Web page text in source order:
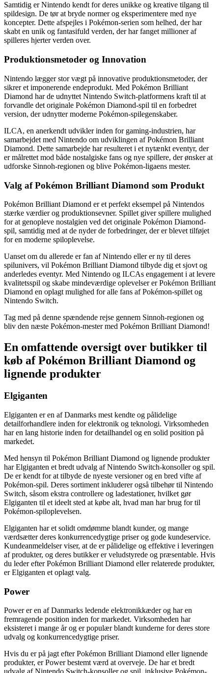
Samtidig er Nintendo kendt for deres unikke og kreative tilgang til
spildesign. De tør at bryde normer og eksperimentere med nye
koncepter. Dette afspejles i Pokémon-serien som helhed, der har
skabt en unik og fantasifuld verden, der har fanget millioner af
spilleres hjerter verden over.
Produktionsmetoder og Innovation
Nintendo lægger stor vægt på innovative produktionsmetoder, der
sikrer et imponerende endeprodukt. Med Pokémon Brilliant
Diamond har de udnyttet Nintendo Switch-platformens kraft til at
forvandle det originale Pokémon Diamond-spil til en forbedret
version, der udnytter moderne Pokémon-spilegenskaber.
ILCA, en anerkendt udvikler inden for gaming-industrien, har
samarbejdet med Nintendo om udviklingen af ​​Pokémon Brilliant
Diamond. Dette samarbejde har resulteret i et nytænkt eventyr, der
er målrettet mod både nostalgiske fans og nye spillere, der ønsker at
udforske Sinnoh-regionen og blive Pokémon-ligaens mester.
Valg af Pokémon Brilliant Diamond som Produkt
Pokémon Brilliant Diamond er et perfekt eksempel på Nintendos
stærke værdier og produktionsevner. Spillet giver spillere mulighed
for at genopleve nostalgien ved det originale Pokémon Diamond-
spil, samtidig med at de nyder de forbedringer, der er blevet tilføjet
for en moderne spiloplevelse.
Uanset om du allerede er fan af Nintendo eller er ny til deres
spilunivers, vil Pokémon Brilliant Diamond tilbyde dig et sjovt og
anderledes eventyr. Med Nintendo og ILCAs engagement i at levere
kvalitetsspil og skabe mindeværdige oplevelser er Pokémon Brilliant
Diamond en oplagt mulighed for alle fans af Pokémon-spillet og
Nintendo Switch.
Tag med på denne spændende rejse gennem Sinnoh-regionen og
bliv den næste Pokémon-mester med Pokémon Brilliant Diamond!
En omfattende oversigt over butikker til
køb af Pokémon Brilliant Diamond og
lignende produkter
Elgiganten
Elgiganten er en af ​​Danmarks mest kendte og pålidelige
detailforhandlere inden for elektronik og teknologi. Virksomheden
har en lang historie inden for detailhandel og en solid position på
markedet.
Med hensyn til Pokémon Brilliant Diamond og lignende produkter
har Elgiganten et bredt udvalg af Nintendo Switch-konsoller og spil.
De er kendt for at tilbyde de nyeste versioner og en bred vifte af
Pokémon-spil. Deres sortiment inkluderer også tilbehør til Nintendo
Switch, såsom ekstra controllere og ladestationer, hvilket gør
Elgiganten til et ideelt sted at købe alt, hvad man har brug for til
Pokémon-spiloplevelsen.
Elgiganten har et solidt omdømme blandt kunder, og mange
værdsætter deres konkurrencedygtige priser og gode kundeservice.
Kundeanmeldelser viser, at de er pålidelige og effektive i leveringen
af ​​produkter, og deres butikker er veludstyrede og præsentable. Hvis
du leder efter Pokémon Brilliant Diamond eller relaterede produkter,
er Elgiganten et oplagt valg.
Power
Power er en af ​​Danmarks ledende elektronikkæder og har en
fremragende position inden for markedet. Virksomheden har
eksisteret i mange år og er populær blandt kunderne for deres store
udvalg og konkurrencedygtige priser.
Hvis du er på jagt efter Pokémon Brilliant Diamond eller lignende
produkter, er Power bestemt værd at overveje. De har et bredt